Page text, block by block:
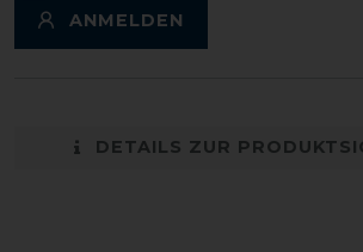
ANMELDEN
DETAILS ZUR